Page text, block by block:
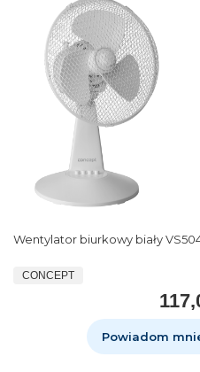
Wentylator biurkowy biały
CONCEPT
Powiadom